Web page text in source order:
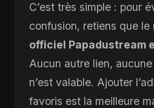
C’est très simple : pour
confusion, retiens que le
officiel Papadustream
Aucun autre lien,
n’est valable. Ajouter
favoris est la meilleure